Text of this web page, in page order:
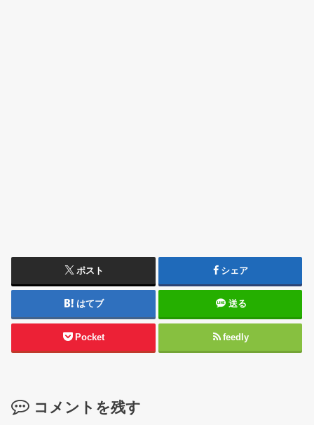
ポスト シェア
はてブ 送る
Pocket feedly
コメントを残す